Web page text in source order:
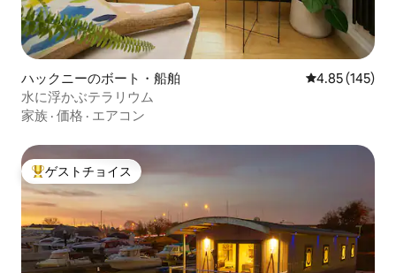
ハックニーのボート・船舶 レビュー145
4.85 (145)
水に浮かぶテラリウム
家族 · 価格 · エアコン
大好評のゲストチョイスです。
ゲストチョイス